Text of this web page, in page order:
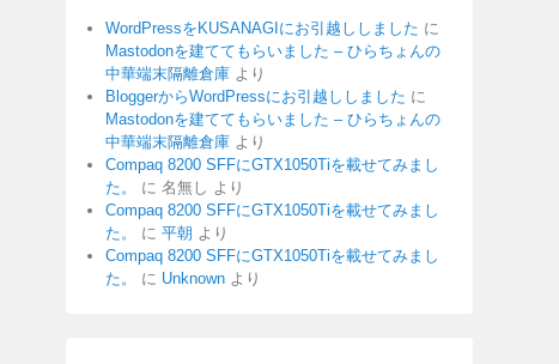
WordPressをKUSANAGIにお引越ししました に
Mastodonを建ててもらいました – ひらちょんの
中華端末隔離倉庫 より
BloggerからWordPressにお引越ししました に
Mastodonを建ててもらいました – ひらちょんの
中華端末隔離倉庫 より
Compaq 8200 SFFにGTX1050Tiを載せてみまし
た。
に 名無し より
Compaq 8200 SFFにGTX1050Tiを載せてみまし
た。
に 平朝 より
Compaq 8200 SFFにGTX1050Tiを載せてみまし
た。
に Unknown より